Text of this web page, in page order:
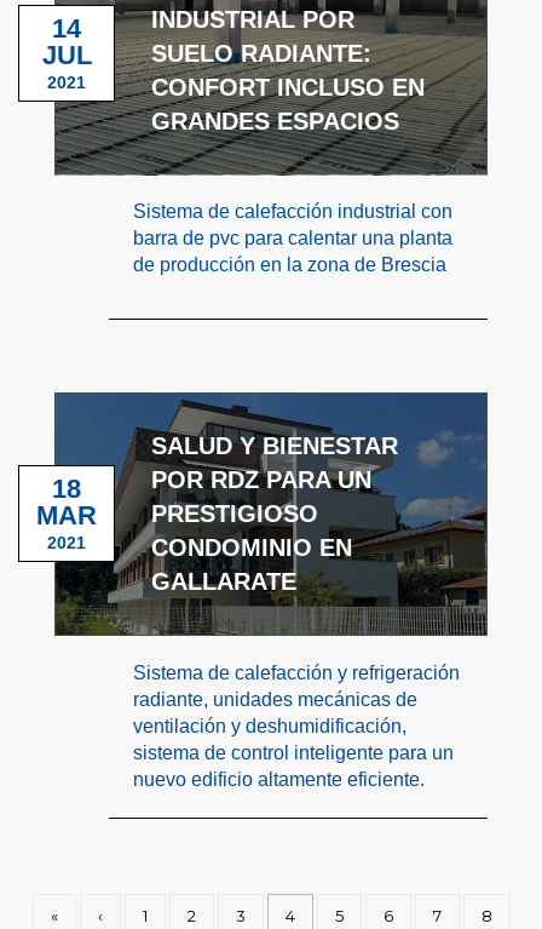
INDUSTRIAL POR
SUELO RADIANTE:
CONFORT INCLUSO EN
GRANDES ESPACIOS
14
JUL
2021
Sistema de calefacción industrial con
barra de pvc para calentar una planta
de producción en la zona de Brescia
SALUD Y BIENESTAR
POR RDZ PARA UN
PRESTIGIOSO
CONDOMINIO EN
GALLARATE
18
MAR
2021
Sistema de calefacción y refrigeración
radiante, unidades mecánicas de
ventilación y deshumidificación,
sistema de control inteligente para un
nuevo edificio altamente eficiente.
« ‹ 1 2 3 4 5 6 7 8